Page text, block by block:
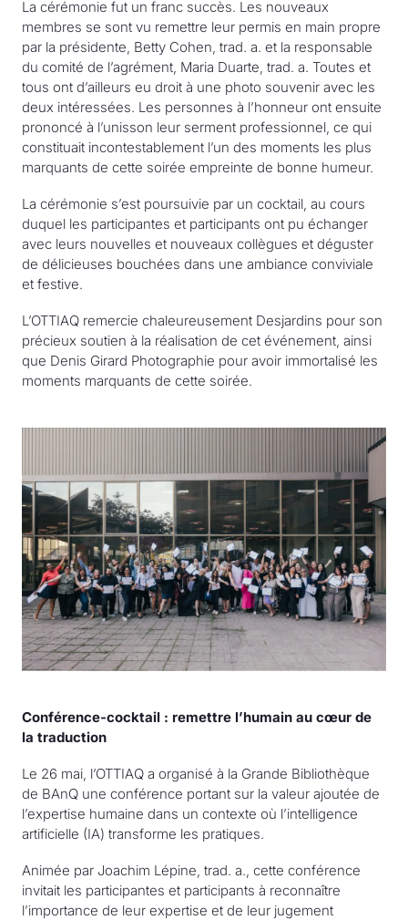
La cérémonie fut un franc succès. Les nouveaux
membres se sont vu remettre leur permis en main propre
par la présidente, Betty Cohen, trad. a. et la responsable
du comité de l’agrément, Maria Duarte, trad. a. Toutes et
tous ont d’ailleurs eu droit à une photo souvenir avec les
deux intéressées. Les personnes à l’honneur ont ensuite
prononcé à l’unisson leur serment professionnel, ce qui
constituait incontestablement l’un des moments les plus
marquants de cette soirée empreinte de bonne humeur.
La cérémonie s’est poursuivie par un cocktail, au cours
duquel les participantes et participants ont pu échanger
avec leurs nouvelles et nouveaux collègues et déguster
de délicieuses bouchées dans une ambiance conviviale
et festive.
L’OTTIAQ remercie chaleureusement Desjardins pour son
précieux soutien à la réalisation de cet événement, ainsi
que Denis Girard Photographie pour avoir immortalisé les
moments marquants de cette soirée.
Conférence-cocktail : remettre l’humain au cœur de
la traduction
Le 26 mai, l’OTTIAQ a organisé à la Grande Bibliothèque
de BAnQ une conférence portant sur la valeur ajoutée de
l’expertise humaine dans un contexte où l’intelligence
artificielle (IA) transforme les pratiques.
Animée par Joachim Lépine, trad. a., cette conférence
invitait les participantes et participants à reconnaître
l’importance de leur expertise et de leur jugement